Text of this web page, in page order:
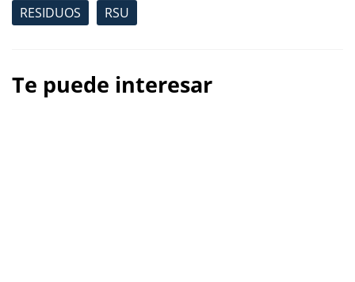
RESIDUOS
RSU
Te puede interesar